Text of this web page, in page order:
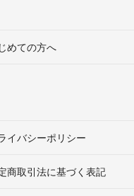
めての方へ
イバシーポリシー
商取引法に基づく表記